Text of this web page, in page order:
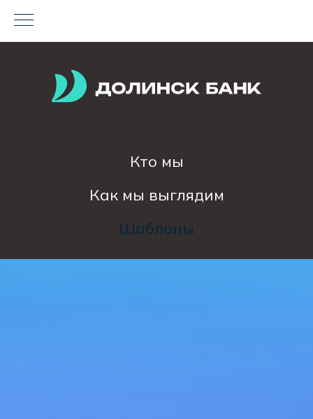
Кто мы
Как мы выглядим
Шаблоны